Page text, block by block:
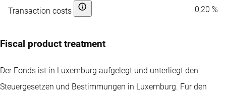
Transaction costs 0,20 %
Fiscal product treatment
Der Fonds ist in Luxemburg aufgelegt und unterliegt den
Steuergesetzen und Bestimmungen in Luxemburg. Für den